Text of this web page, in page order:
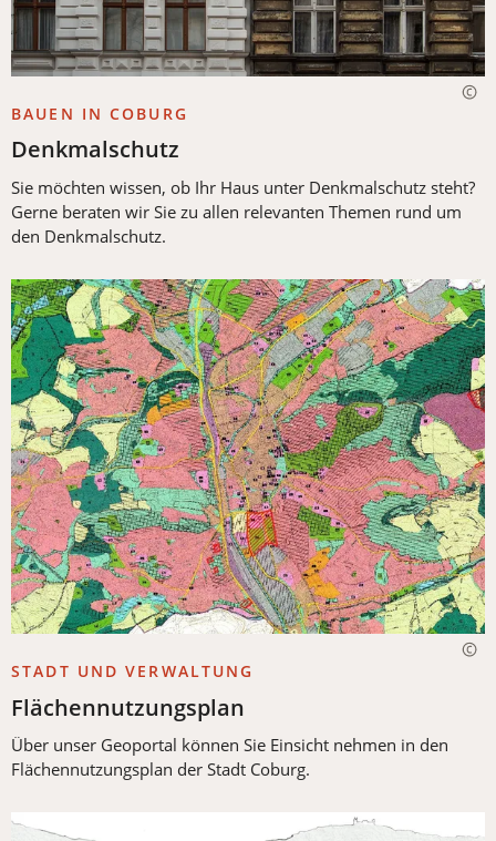
BAUEN IN COBURG
Denkmalschutz
Sie möchten wissen, ob Ihr Haus unter Denkmalschutz steht?
Gerne beraten wir Sie zu allen relevanten Themen rund um
den Denkmalschutz.
STADT UND VERWALTUNG
Flächennutzungsplan
Über unser Geoportal können Sie Einsicht nehmen in den
Flächennutzungsplan der Stadt Coburg.